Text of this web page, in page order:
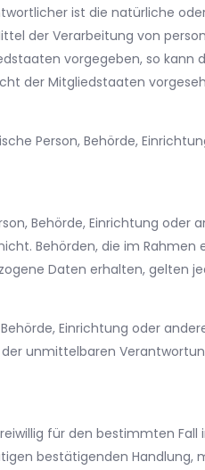
ist die natürliche
der Verarbeitung von
vorgegeben, so
der Mitgliedstaaten
Person, Behörde,
Behörde, Einrichtung
Behörden, die im
Daten erhalten, gelten
Einrichtung oder
unmittelbaren
für den bestimmten
bestätigenden